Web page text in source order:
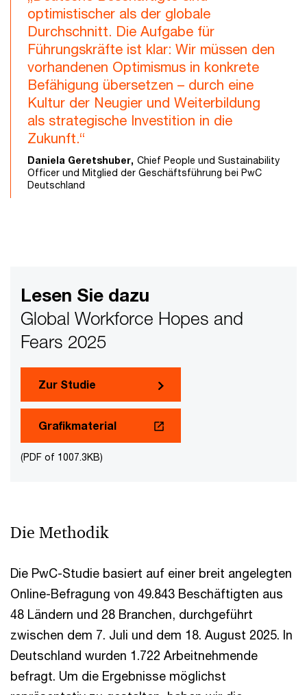
optimistischer als der globale
Durchschnitt. Die Aufgabe für
Führungskräfte ist klar: Wir müssen den
vorhandenen Optimismus in konkrete
Befähigung übersetzen – durch eine
Kultur der Neugier und Weiterbildung
als strategische Investition in die
Zukunft.“
Daniela Geretshuber, Chief People und Sustainability
Officer und Mitglied der Geschäftsführung bei PwC
Deutschland
Lesen Sie dazu
Global Workforce Hopes and
Fears 2025
Zur Studie
Grafikmaterial
(PDF of 1007.3KB)
Die Methodik
Die PwC-Studie basiert auf einer breit angelegten
Online-Befragung von 49.843 Beschäftigten aus
48 Ländern und 28 Branchen, durchgeführt
zwischen dem 7. Juli und dem 18. August 2025. In
Deutschland wurden 1.722 Arbeitnehmende
befragt. Um die Ergebnisse möglichst